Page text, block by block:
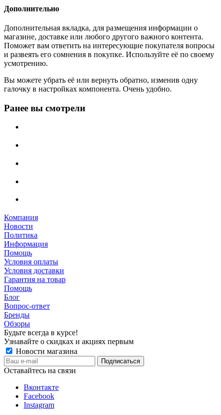
Дополнительно
Дополнительная вкладка, для размещения информации о
магазине, доставке или любого другого важного контента.
Поможет вам ответить на интересующие покупателя вопросы
и развеять его сомнения в покупке. Используйте её по своему
усмотрению.
Вы можете убрать её или вернуть обратно, изменив одну
галочку в настройках компонента. Очень удобно.
Ранее вы смотрели
Компания
Новости
Политика
Информация
Помощь
Условия оплаты
Условия доставки
Гарантия на товар
Помощь
Блог
Вопрос-ответ
Бренды
Обзоры
Будьте всегда в курсе!
Узнавайте о скидках и акциях первым
Новости магазина
Оставайтесь на связи
Вконтакте
Facebook
Instagram